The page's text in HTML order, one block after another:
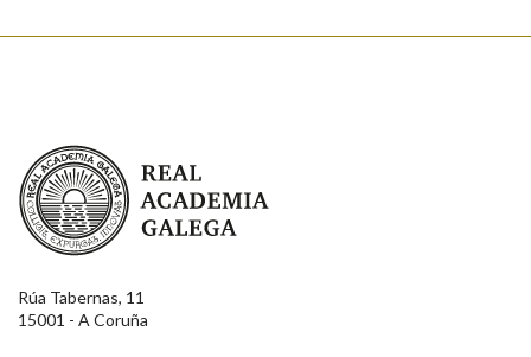
Real Academia Galega
Rúa Tabernas, 11
15001 - A Coruña